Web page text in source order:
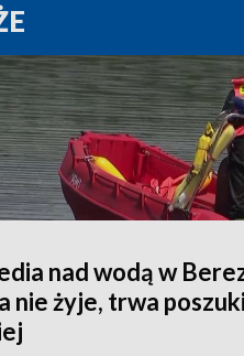
nad wodą w
nie żyje, trwa